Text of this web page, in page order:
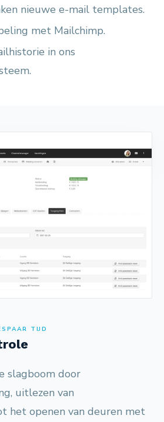
nieuwe e-mail templates.
met Mailchimp.
in ons
TIJD
slagboom door
uitlezen van
het openen van deuren met